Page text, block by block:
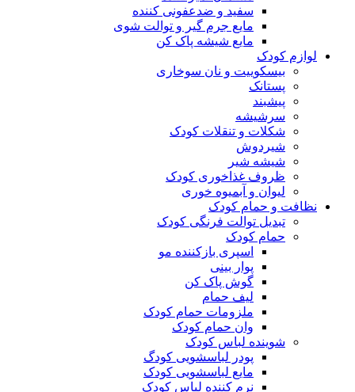
سفید و ضدعفونی کننده
مایع جرم گیر و توالت شوی
مایع شیشه پاک کن
لوازم کودک
بیسکوییت و نان سوخاری
پستانک
پیشبند
سرشیشه
شکلات و تنقلات کودک
شیردوش
شیشه شیر
ظروف غذاخوری کودک
لیوان و آبمیوه خوری
نظافت و حمام کودک
تبدیل توالت فرنگی کودک
حمام کودک
اسپری بازکننده مو
پوار بینی
گوش پاک کن
لیف حمام
ملزومات حمام کودک
وان حمام کودک
شوینده لباس کودک
پودر لباسشویی کودگ
مایع لباسشویی کودک
نرم کننده لباس کودک